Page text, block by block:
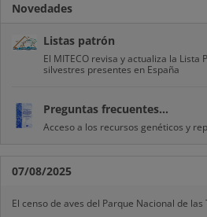
Novedades
Listas patrón
El MITECO revisa y actualiza la Lista
silvestres presentes en España
Preguntas frecuentes...
Acceso a los recursos genéticos y
07/08/2025
El censo de aves del Parque Nacional de